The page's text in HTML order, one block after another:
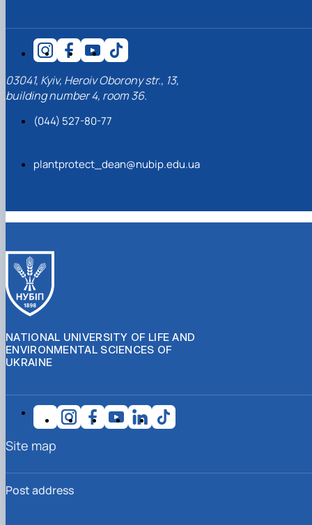
03041, Kyiv, Heroiv Oborony str., 13,
building number 4, room 36.
(044) 527-80-77
plantprotect_dean@nubip.edu.ua
NATIONAL UNIVERSITY OF LIFE AND
ENVIRONMENTAL SCIENCES OF
UKRAINE
Post address
Site map